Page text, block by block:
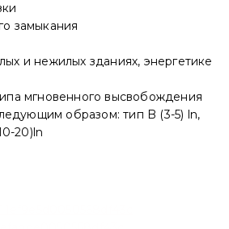
замыкания
и нежилых зданиях, энергетике
мгновенного высвобождения
образом: тип B (3-5) ln,
20)ln